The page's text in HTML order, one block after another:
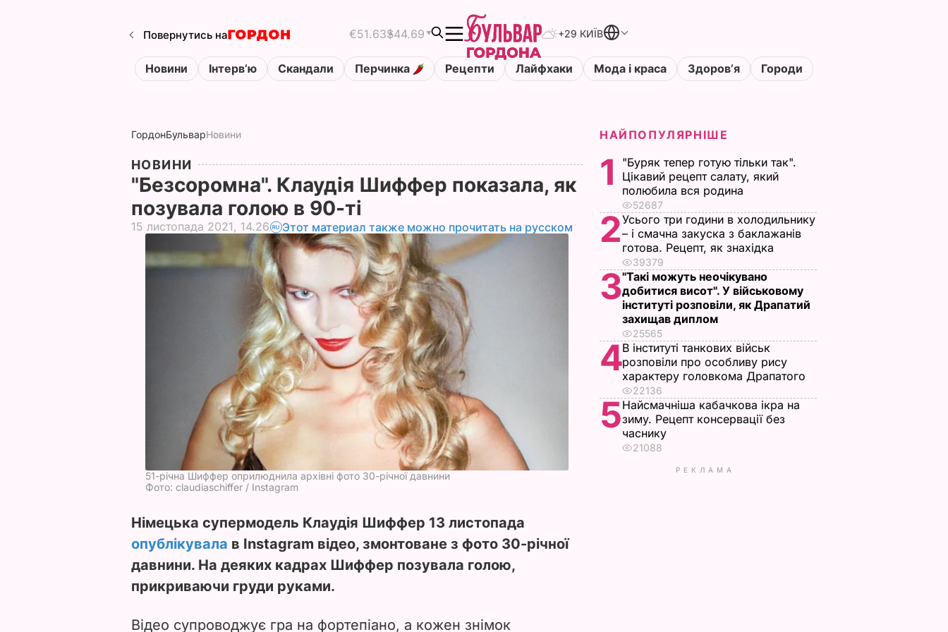
Повернутись на €51.63$44.69 +29 КИЇВ
Новини Інтервʼю Скандали Перчинка Рецепти Лайфхаки Мода і краса Здоровʼя Городи
ГордонБульварНовини
НОВИНИ
"Безсоромна". Клаудія Шиффер показала, як
позувала голою в 90-ті
15 листопада 2021, 14.26 Этот материал также можно прочитать на русском
51-річна Шиффер оприлюднила архівні фото 30-річної давнини
Фото: claudiaschiffer / Instagram
Німецька супермодель Клаудія Шиффер 13 листопада
опублікувала в Instagram відео, змонтоване з фото 30-річної
давнини. На деяких кадрах Шиффер позувала голою,
прикриваючи груди руками.
Відео супроводжує гра на фортепіано, а кожен знімок
НАЙПОПУЛЯРНІШЕ
1
"Буряк тепер готую тільки так".
Цікавий рецепт салату, який
полюбила вся родина
52687
2Усього три години в холодильнику
– і смачна закуска з баклажанів
готова. Рецепт, як знахідка
39379
3"Такі можуть неочікувано
добитися висот". У військовому
інституті розповіли, як Драпатий
захищав диплом
25565
4В інституті танкових військ
розповіли про особливу рису
характеру головкома Драпатого
22136
5Найсмачніша кабачкова ікра на
зиму. Рецепт консервації без
часнику
21088
РЕКЛАМА